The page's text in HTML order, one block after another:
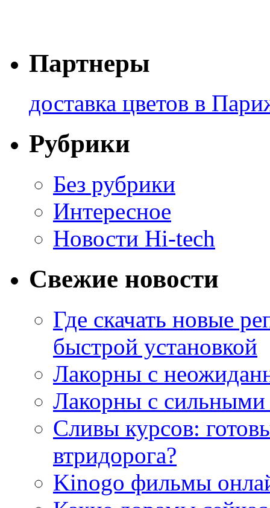
Партнеры
доставка цветов в
Рубрики
Без рубрики
Интересное
Новости Hi-tech
Свежие новости
Где скачать новые
быстрой установкой
Лакорны с
Лакорны с сильными
Сливы курсов:
втридорога?
Kinogo фильмы